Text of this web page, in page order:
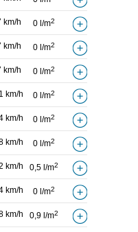
km/h 0 l/m2
km/h 0 l/m2
km/h 0 l/m2
km/h 0 l/m2
km/h 0 l/m2
km/h 0 l/m2
km/h 0,5 l/m2
km/h 0 l/m2
km/h 0,9 l/m2